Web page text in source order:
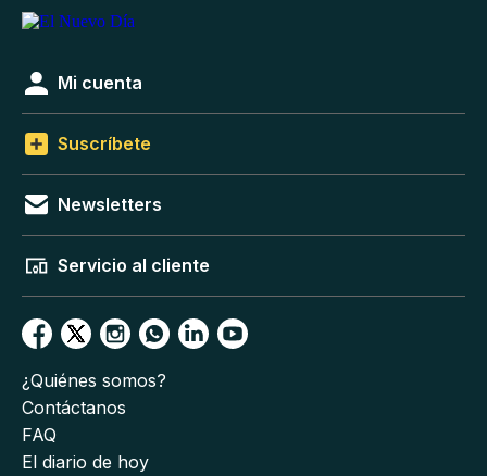
Mi cuenta
Suscríbete
Newsletters
Servicio al cliente
¿Quiénes somos?
Contáctanos
FAQ
El diario de hoy